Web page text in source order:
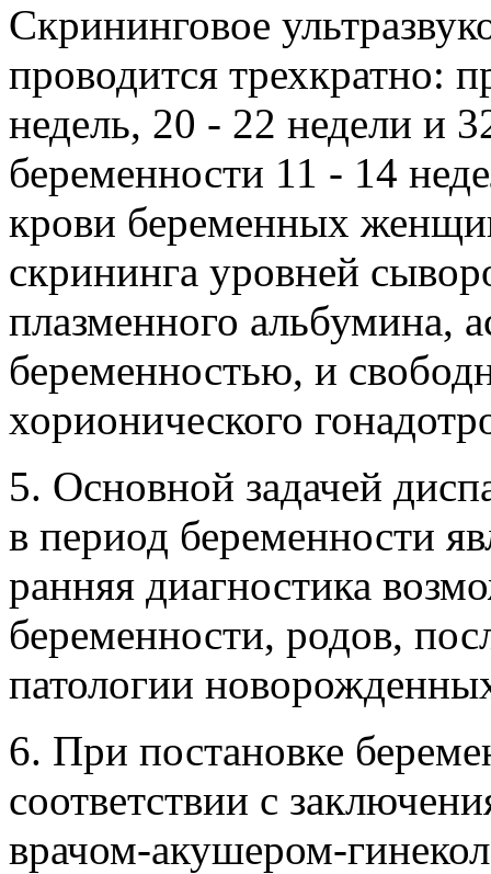
Скрининговое
проводится трехкратно:
недель, 20 - 22 недели и
беременности 11 - 14
крови беременных
скрининга уровней
плазменного альбумина,
беременностью, и
хорионического
5. Основной задачей
в период беременности
ранняя диагностика
беременности, родов,
патологии
6. При постановке
соответствии с
врачом-акушером-